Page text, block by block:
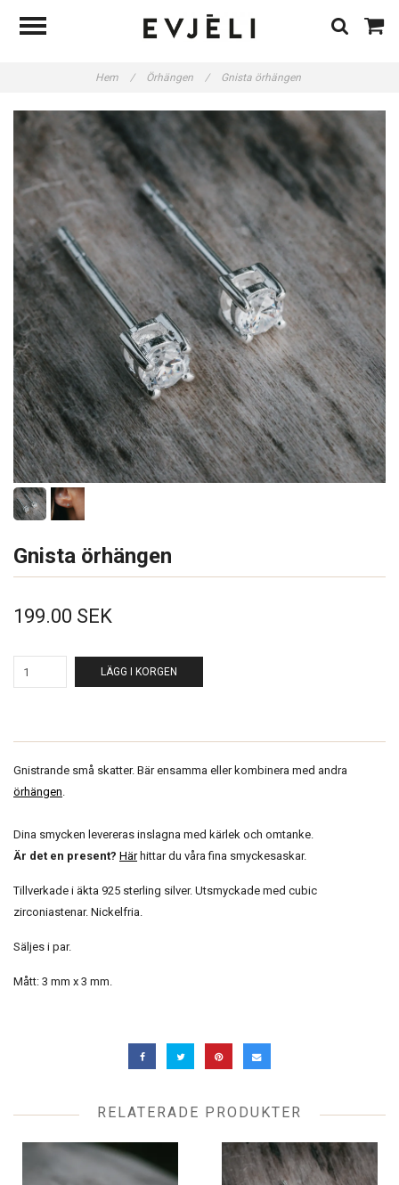
Hem / Örhängen / Gnista örhängen
Gnista örhängen
199.00 SEK
LÄGG I KORGEN
Gnistrande små skatter. Bär ensamma eller kombinera med andra
örhängen.
Dina smycken levereras inslagna med kärlek och omtanke.
Är det en present? Härhittar du våra fina smyckesaskar.
Tillverkade i äkta 925 sterling silver. Utsmyckade med cubic
zirconiastenar. Nickelfria.
Säljes i par.
Mått: 3 mm x 3 mm.
RELATERADE PRODUKTER